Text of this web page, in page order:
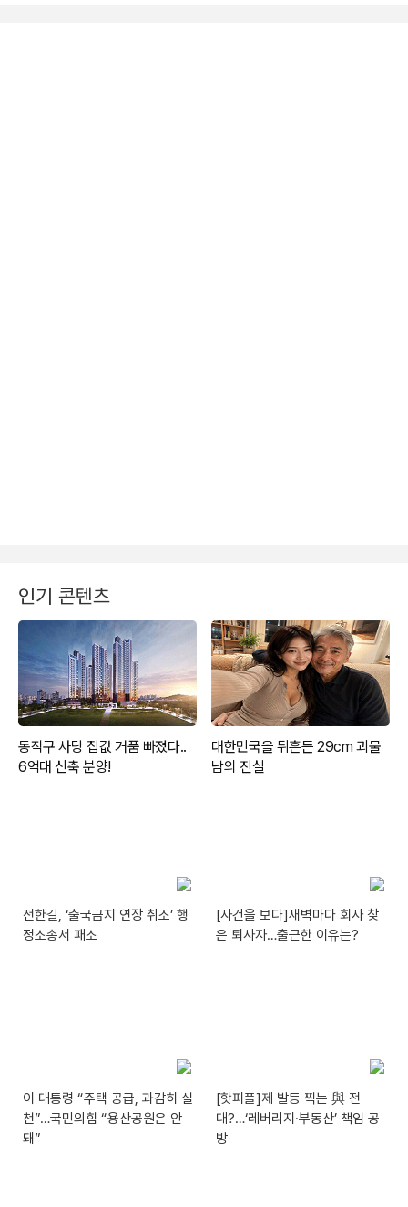
인기 콘텐츠
전한길, ‘출국금지 연장 취소’ 행
정소송서 패소
[사건을 보다]새벽마다 회사 찾
은 퇴사자…출근한 이유는?
이 대통령 “주택 공급, 과감히 실
천”…국민의힘 “용산공원은 안
돼”
[핫피플]제 발등 찍는 與 전
대?…‘레버리지·부동산’ 책임 공
방